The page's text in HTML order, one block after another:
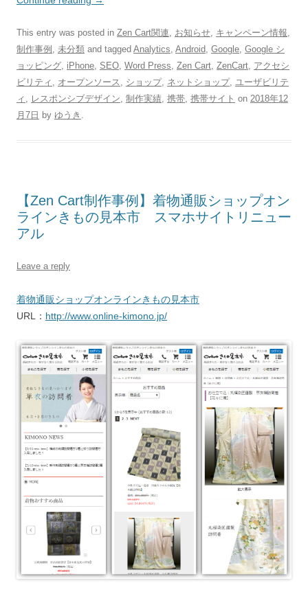
This entry was posted in Zen Cart関連, お知らせ, キャンペーン情報,
制作事例 , 未分類 and tagged Analytics, Android, Google, Google シ
ョッピング, iPhone, SEO, Word Press, Zen Cart, ZenCart, アクセシ
ビリティ , オープンソース , ショップ, ネットショップ, ユーザビリテ
ィ , レスポンシブデザイン, 制作実績, 携帯, 携帯サイト on 2018年12
月7日 by ゆうき .
【Zen Cart制作事例】着物通販ショップオン
ラインきもの見本市 スマホサイトリニュー
アル
Leave a reply
着物通販ショップオンラインきもの見本市
URL： http://www.online-kimono.jp/